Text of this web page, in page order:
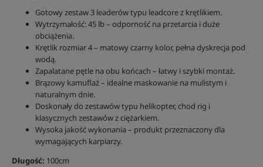
Gotowy zestaw 3 leaderów typu leadcore z krętlikiem.
Wytrzymałość: 45 lb – odporność na przetarcia i duże
obciążenia.
Krętlik rozmiar 4 – matowy czarny kolor, pełna dyskrecja pod
wodą.
Zapalatane pętle na obu końcach – łatwy i szybki montaż.
Brązowy kamuflaż – idealne maskowanie na mulistym i
naturalnym dnie.
Doskonały do zestawów typu helikopter, chod rig i
klasycznych zestawów z ciężarkiem.
Wysoka jakość wykonania – produkt przeznaczony dla
wymagających karpiarzy.
Długość: 100cm